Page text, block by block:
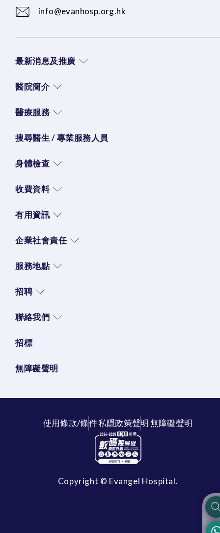
info@evanhosp.org.hk
最新消息及推廣
醫院簡介
醫療服務
搜尋醫生 / 專業服務人員
身體檢查
收費資料
有用資訊
企業社會責任
服務地點
招聘
聯絡我們
招標
無障礙聲明
使用條款/條件私隱政策聲明無障礙聲明
Copyright © Evangel Hospital.